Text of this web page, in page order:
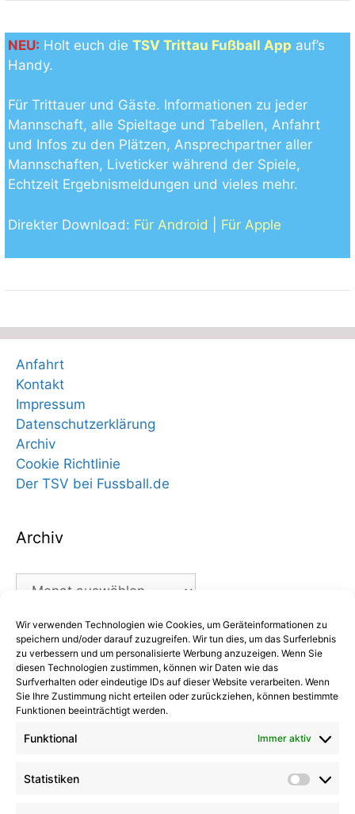
Wir verwenden Technologien wie Cookies, um Geräteinformationen zu
speichern und/oder darauf zuzugreifen. Wir tun dies, um das Surferlebnis
zu verbessern und um personalisierte Werbung anzuzeigen. Wenn Sie
diesen Technologien zustimmen, können wir Daten wie das
Surfverhalten oder eindeutige IDs auf dieser Website verarbeiten. Wenn
Sie Ihre Zustimmung nicht erteilen oder zurückziehen, können bestimmte
Funktionen beeinträchtigt werden.
Funktional Immer aktiv
Statistiken
NEU: Holt euch die TSV Trittau Fußball App auf’s
Handy.
Für Trittauer und Gäste. Informationen zu jeder
Mannschaft, alle Spieltage und Tabellen, Anfahrt
und Infos zu den Plätzen, Ansprechpartner aller
Mannschaften, Liveticker während der Spiele,
Echtzeit Ergebnismeldungen und vieles mehr.
Direkter Download: Für Android Für Apple
Anfahrt
Kontakt
Impressum
Datenschutzerklärung
Archiv
Cookie Richtlinie
Der TSV bei Fussball.de
Archiv
Archiv
Kategorien
Kategorien
Kommentare